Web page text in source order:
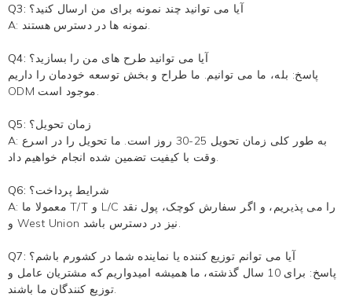
Q3: آیا می توانید چند نمونه برای من ارسال کنید؟
A: نمونه ها در دسترس هستند.
Q4: آیا می توانید طرح های من را بسازید؟
پاسخ: بله، ما می توانیم. ما طراح و بخش توسعه خودمان را داریم
ODM موجود است.
Q5: زمان تحویل؟
A: به طور کلی زمان تحویل 25-30 روز است. ما تحویل را در اسرع
وقت با کیفیت تضمین شده انجام خواهیم داد.
Q6: شرایط پرداخت؟
A: معمولا ما T/T و L/C را می پذیریم، و اگر سفارش کوچک، پول نقد
و West Union نیز در دسترس باشد.
Q7: آیا می توانم توزیع کننده یا نماینده شما در کشورم باشم؟
پاسخ: برای 10 سال گذشته، ما همیشه امیدواریم که مشتریان عامل و
توزیع کنندگان ما باشند.